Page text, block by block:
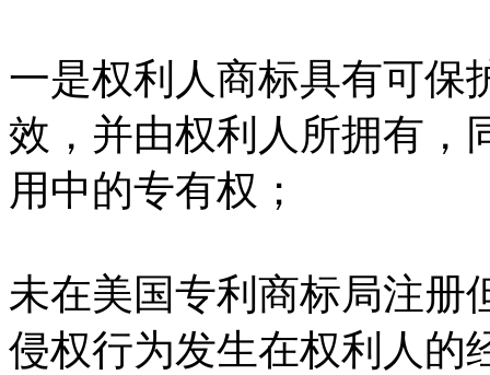
一是权利人商标具有可保
效，并由权利人所拥有，
用中的专有权；
未在美国专利商标局注册
侵权行为发生在权利人的